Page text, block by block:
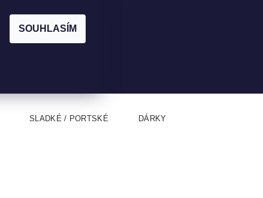
SLADKÉ / PORTSKÉ DÁRKY
SOUHLASÍM